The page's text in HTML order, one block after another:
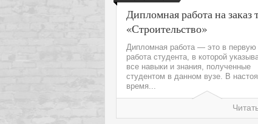
Дипломная работа на заказ
«Строительство»
Дипломная работа — это в первую
работа студента, в которой
все навыки и знания, полученные
студентом в данном вузе. В
время...